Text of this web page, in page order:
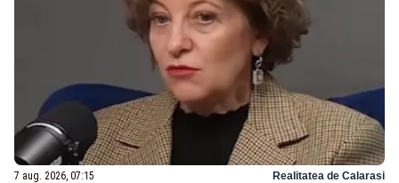
7 aug. 2026, 07:15 Realitatea de Calarasi